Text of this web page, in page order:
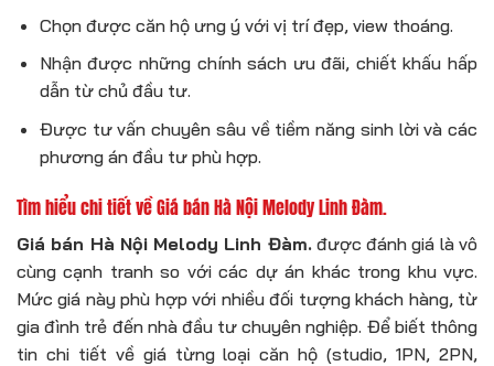
Chọn được căn hộ ưng ý với vị trí đẹp, view thoáng.
Nhận được những chính sách ưu đãi, chiết khấu hấp
dẫn từ chủ đầu tư.
Được tư vấn chuyên sâu về tiềm năng sinh lời và các
phương án đầu tư phù hợp.
Tìm hiểu chi tiết về Giá bán Hà Nội Melody Linh Đàm.
Giá bán Hà Nội Melody Linh Đàm.được đánh giá là vô
cùng cạnh tranh so với các dự án khác trong khu vực.
Mức giá này phù hợp với nhiều đối tượng khách hàng, từ
gia đình trẻ đến nhà đầu tư chuyên nghiệp. Để biết thông
tin chi tiết về giá từng loại căn hộ (studio, 1PN, 2PN,